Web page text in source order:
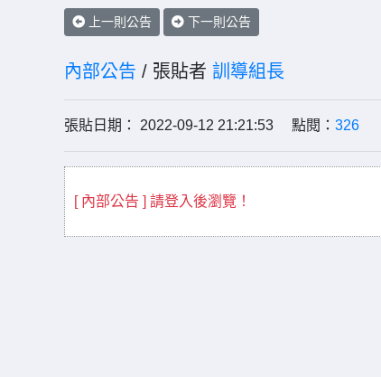
上一則公告 下一則公告
內部公告 / 張貼者 訓導組長
張貼日期： 2022-09-12 21:21:53 點閱： 326
[ 內部公告 ] 請登入後瀏覽！